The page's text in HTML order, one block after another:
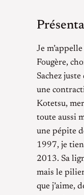
Je
Fougère,
Sachez juste
une
Kotetsu,
toute aussi
une pépite
1997, je
2013. Sa
mais le
que j’aime,